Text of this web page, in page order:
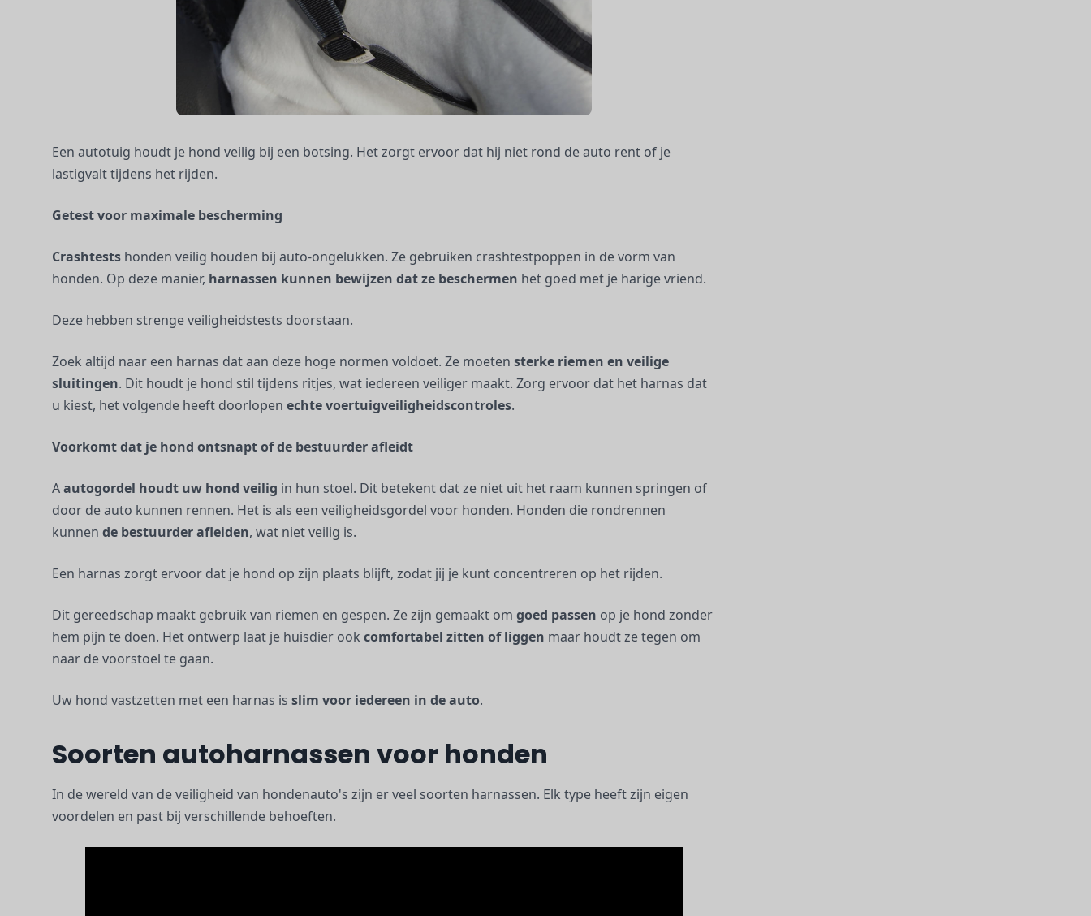
Een autotuig houdt je hond veilig bij een botsing. Het zorgt ervoor dat hij niet rond de auto rent of je
lastigvalt tijdens het rijden.
Getest voor maximale bescherming
Crashtests honden veilig houden bij auto-ongelukken. Ze gebruiken crashtestpoppen in de vorm van
honden. Op deze manier, harnassen kunnen bewijzen dat ze beschermen het goed met je harige vriend.
Deze hebben strenge veiligheidstests doorstaan.
Zoek altijd naar een harnas dat aan deze hoge normen voldoet. Ze moeten sterke riemen en veilige
sluitingen. Dit houdt je hond stil tijdens ritjes, wat iedereen veiliger maakt. Zorg ervoor dat het harnas dat
u kiest, het volgende heeft doorlopen echte voertuigveiligheidscontroles.
Voorkomt dat je hond ontsnapt of de bestuurder afleidt
Aautogordel houdt uw hond veilig in hun stoel. Dit betekent dat ze niet uit het raam kunnen springen of
door de auto kunnen rennen. Het is als een veiligheidsgordel voor honden. Honden die rondrennen
kunnen de bestuurder afleiden, wat niet veilig is.
Een harnas zorgt ervoor dat je hond op zijn plaats blijft, zodat jij je kunt concentreren op het rijden.
Dit gereedschap maakt gebruik van riemen en gespen. Ze zijn gemaakt om goed passen op je hond zonder
hem pijn te doen. Het ontwerp laat je huisdier ook comfortabel zitten of liggen maar houdt ze tegen om
naar de voorstoel te gaan.
Uw hond vastzetten met een harnas is slim voor iedereen in de auto.
Soorten autoharnassen voor honden
In de wereld van de veiligheid van hondenauto's zijn er veel soorten harnassen. Elk type heeft zijn eigen
voordelen en past bij verschillende behoeften.